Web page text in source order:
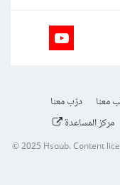
معنا
درّب معنا
مركز المساعدة
© 2025Hsoub.Content